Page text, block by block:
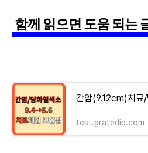
함께 읽으면 도움 되는
test.gratedip.com